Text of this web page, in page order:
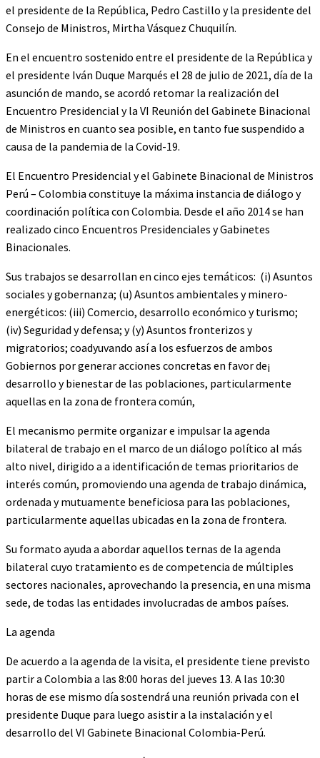
el presidente de la República, Pedro Castillo y la presidente del
Consejo de Ministros, Mirtha Vásquez Chuquilín.
En el encuentro sostenido entre el presidente de la República y
el presidente Iván Duque Marqués el 28 de julio de 2021, día de la
asunción de mando, se acordó retomar la realización del
Encuentro Presidencial y la VI Reunión del Gabinete Binacional
de Ministros en cuanto sea posible, en tanto fue suspendido a
causa de la pandemia de la Covid-19.
El Encuentro Presidencial y el Gabinete Binacional de Ministros
Perú – Colombia constituye la máxima instancia de diálogo y
coordinación política con Colombia. Desde el año 2014 se han
realizado cinco Encuentros Presidenciales y Gabinetes
Binacionales.
Sus trabajos se desarrollan en cinco ejes temáticos: (i) Asuntos
sociales y gobernanza; (u) Asuntos ambientales y minero-
energéticos: (iii) Comercio, desarrollo económico y turismo;
(iv) Seguridad y defensa; y (y) Asuntos fronterizos y
migratorios; coadyuvando así a los esfuerzos de ambos
Gobiernos por generar acciones concretas en favor de¡
desarrollo y bienestar de las poblaciones, particularmente
aquellas en la zona de frontera común,
El mecanismo permite organizar e impulsar la agenda
bilateral de trabajo en el marco de un diálogo político al más
alto nivel, dirigido a a identificación de temas prioritarios de
interés común, promoviendo una agenda de trabajo dinámica,
ordenada y mutuamente beneficiosa para las poblaciones,
particularmente aquellas ubicadas en la zona de frontera.
Su formato ayuda a abordar aquellos ternas de la agenda
bilateral cuyo tratamiento es de competencia de múltiples
sectores nacionales, aprovechando la presencia, en una misma
sede, de todas las entidades involucradas de ambos países.
La agenda
De acuerdo a la agenda de la visita, el presidente tiene previsto
partir a Colombia a las 8:00 horas del jueves 13. A las 10:30
horas de ese mismo día sostendrá una reunión privada con el
presidente Duque para luego asistir a la instalación y el
desarrollo del VI Gabinete Binacional Colombia-Perú.